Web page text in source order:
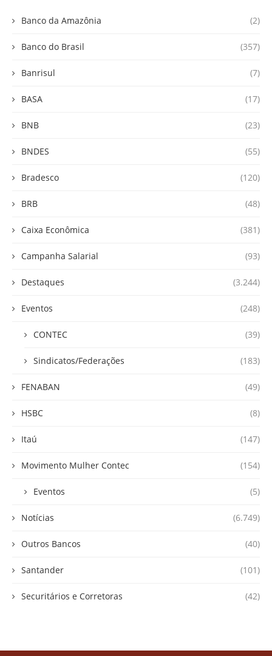
Banco da Amazônia (2)
Banco do Brasil (357)
Banrisul (7)
BASA (17)
BNB (23)
BNDES (55)
Bradesco (120)
BRB (48)
Caixa Econômica (381)
Campanha Salarial (93)
Destaques (3.244)
Eventos (248)
CONTEC (39)
Sindicatos/Federações (183)
FENABAN (49)
HSBC (8)
Itaú (147)
Movimento Mulher Contec (154)
Eventos (5)
Notícias (6.749)
Outros Bancos (40)
Santander (101)
Securitários e Corretoras (42)